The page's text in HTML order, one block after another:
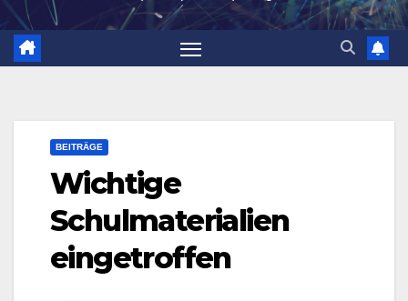
BEITRÄGE
Wichtige
Schulmaterialien
eingetroffen